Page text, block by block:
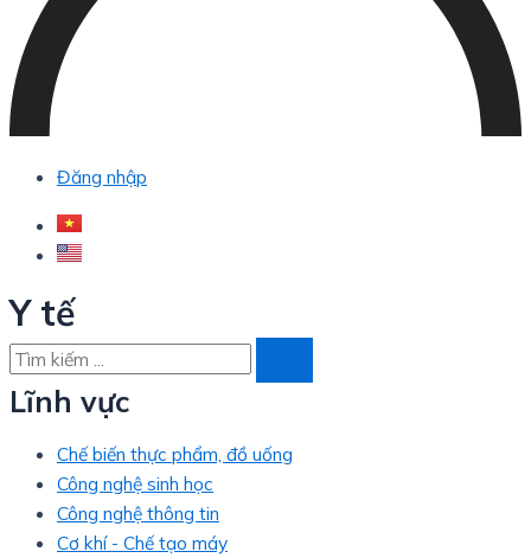
Đăng nhập
Y tế
Lĩnh vực
Chế biến thực phẩm, đồ uống
Công nghệ sinh học
Công nghệ thông tin
Cơ khí - Chế tạo máy